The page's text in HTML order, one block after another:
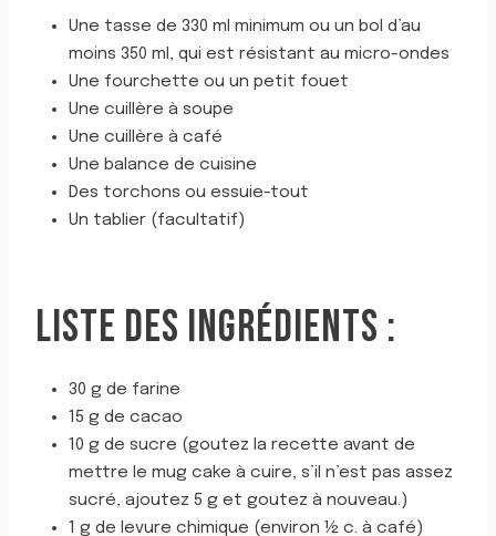
Une tasse de 330 ml minimum ou un bol d’au
moins 350 ml, qui est résistant au micro-ondes
Une fourchette ou un petit fouet
Une cuillère à soupe
Une cuillère à café
Une balance de cuisine
Des torchons ou essuie-tout
Un tablier (facultatif)
LISTE DES INGRÉDIENTS :
30 g de farine
15 g de cacao
10 g de sucre (goutez la recette avant de
mettre le mug cake à cuire, s’il n’est pas assez
sucré, ajoutez 5 g et goutez à nouveau.)
1 g de levure chimique (environ ½ c. à café)